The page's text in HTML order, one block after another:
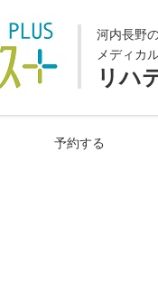
河内長野
メディカ
リハ
予約する